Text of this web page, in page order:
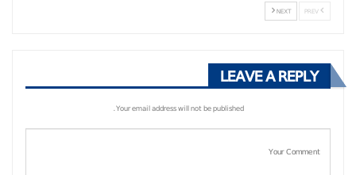
NEXT
LEAVE A REPLY
Your email address will not be published.